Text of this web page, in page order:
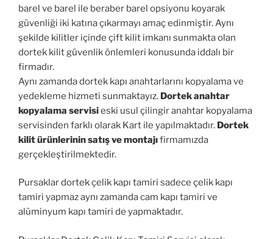
barel ve barel ile beraber barel opsiyonu koyarak
güvenliği iki katına çıkarmayı amaç edinmiştir. Aynı
şekilde kilitler içinde çift kilit imkanı sunmakta olan
dortek kilit güvenlik önlemleri konusunda iddalı bir
firmadır.
Aynı zamanda dortek kapı anahtarlarını kopyalama ve
yedekleme hizmeti sunmaktayız. Dortek anahtar
kopyalama servisieski usul çilingir anahtar kopyalama
servisinden farklı olarak Kart ile yapılmaktadır. Dortek
kilit ürünlerinin satış ve montajıfirmamızda
gerçekleştirilmektedir.
Pursaklar dortek çelik kapı tamiri sadece çelik kapı
tamiri yapmaz aynı zamanda cam kapı tamiri ve
alüminyum kapı tamiri de yapmaktadır.